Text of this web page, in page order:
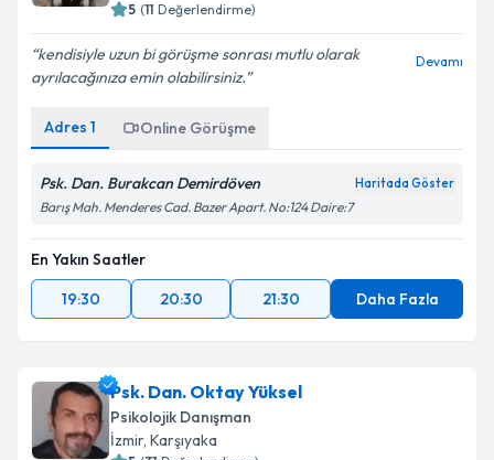
5 (11 Değerlendirme)
kendisiyle uzun bi görüşme sonrası mutlu olarak
ayrılacağınıza emin olabilirsiniz.
Devamı
Adres 1 Online Görüşme
Psk. Dan. Burakcan Demirdöven Haritada Göster
Barış Mah. Menderes Cad. Bazer Apart. No:124 Daire:7
En Yakın Saatler
19:30
20:30 21:30 Daha Fazla
Psk. Dan. Oktay Yüksel
Psikolojik Danışman
İzmir, Karşıyaka